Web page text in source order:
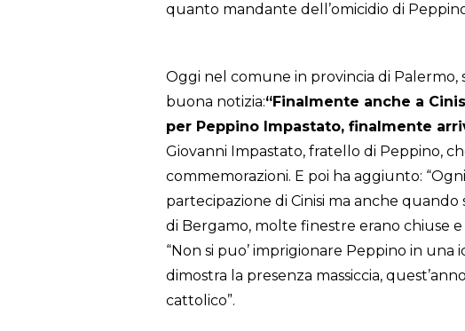
quanto mandante dell’omicidio di
Oggi nel comune in provincia di Palermo,
buona notizia:“Finalmente anche a
per Peppino Impastato, finalmente
Giovanni Impastato, fratello di Peppino,
commemorazioni. E poi ha aggiunto:
partecipazione di Cinisi ma anche quando
di Bergamo, molte finestre erano chiuse
“Non si puo’ imprigionare Peppino in una
dimostra la presenza massiccia,
cattolico”.